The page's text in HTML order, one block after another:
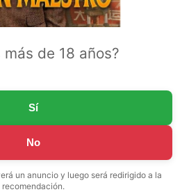
más de 18 años?
Sí
No
un anuncio y luego será redirigido a la
recomendación.